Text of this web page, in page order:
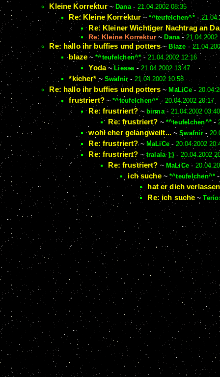
Kleine Korrektur~ Dana- 21.04.2002 08:35
Re: Kleine Korrektur ~*^teufelchen^* -
Re: Kleiner Wichtiger Nachtrag an
Re: Kleine Korrektur~ Dana - 21.04.2002
Re: hallo ihr buffies und potters~ Blaze-
blaze ~*^teufelchen^*- 21.04.2002 12:16
Yoda~ Liessa -21.04.2002 13:47
*kicher* ~ Swafnir - 21.04.2002 10:58
Re: hallo ihr buffies und potters ~ MaLiCe-
frustriert? ~*^teufelchen^*- 20.04.2002 20:17
Re: frustriert?~ birma- 21.04.2002 03:40
Re: frustriert? ~*^teufelchen^*-
wohl eher gelangweilt...~Swafnir-
Re: frustriert?~ MaLiCe - 20.04.2002
Re: frustriert? ~ tralala ];} - 20.04.2002
Re: frustriert? ~ MaLiCe -
ich suche~ *^teufelchen^*
hat er dich
Re: ich suche ~